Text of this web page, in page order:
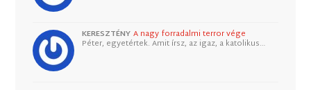
KERESZTÉNY A nagy forradalmi terror vége
Péter, egyetértek. Amit írsz, az igaz, a katolikus…